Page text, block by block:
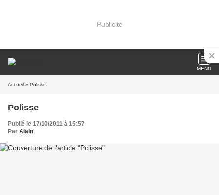
Publicité
MENU
Accueil » Polisse
Polisse
Publié le 17/10/2011 à 15:57
Par Alain